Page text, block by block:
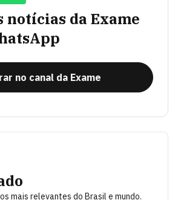
notícias da Exame
no canal da Exame
mais relevantes do Brasil e mundo.